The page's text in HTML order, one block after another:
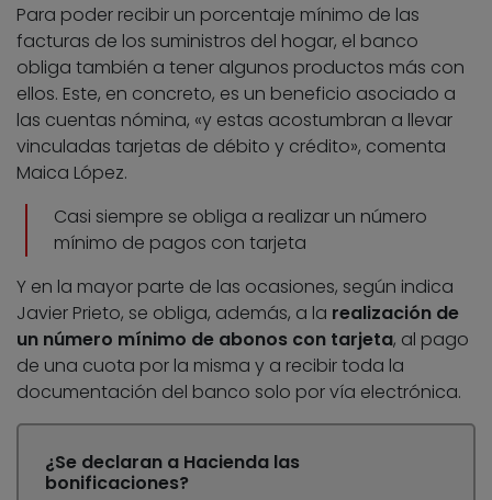
Para poder recibir un porcentaje mínimo de las
facturas de los suministros del hogar, el banco
obliga también a tener algunos productos más con
ellos. Este, en concreto, es un beneficio asociado a
las cuentas nómina, «y estas acostumbran a llevar
vinculadas tarjetas de débito y crédito», comenta
Maica López.
Casi siempre se obliga a realizar un número
mínimo de pagos con tarjeta
Y en la mayor parte de las ocasiones, según indica
Javier Prieto, se obliga, además, a la realización de
un número mínimo de abonos con tarjeta, al pago
de una cuota por la misma y a recibir toda la
documentación del banco solo por vía electrónica.
¿Se declaran a Hacienda las
bonificaciones?